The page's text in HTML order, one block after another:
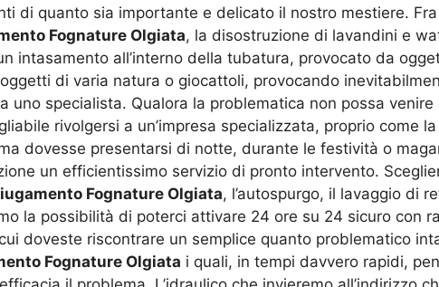
di quanto sia importante e delicato il nostro mestiere.
Fognature Olgiata, la disostruzione di lavandini e
intasamento all’interno della tubatura, provocato da
di varia natura o giocattoli, provocando
uno specialista. Qualora la problematica non possa
rivolgersi a un’impresa specializzata, proprio come
dovesse presentarsi di notte, durante le festività o
un efficientissimo servizio di pronto intervento.
Fognature Olgiata, l’autospurgo, il lavaggio di
la possibilità di poterci attivare 24 ore su 24 sicuro con
doveste riscontrare un semplice quanto problematico
Fognature Olgiata i quali, in tempi davvero rapidi,